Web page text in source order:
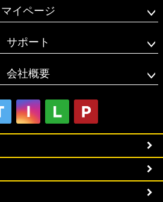
マイページ
サポート
会社概要